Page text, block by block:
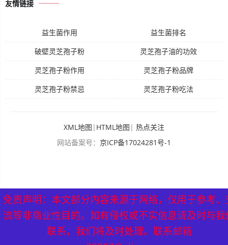
友情链接
益生菌作用
益生菌排名
破壁灵芝孢子粉
灵芝孢子油的功效
灵芝孢子粉作用
灵芝孢子粉品牌
灵芝孢子粉禁忌
灵芝孢子粉吃法
XML地图 | HTML地图 | 热点关注
网站备案号： 京ICP备17024281号-1
免责声明：本文部分内容来源于网络，仅用于参考、
流等非商业性目的。如有侵权或不实信息请及时与我
联系，我们将及时处理。联系邮箱